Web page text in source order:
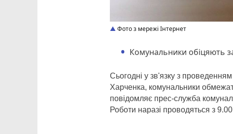
Фото з мережі Інтернет
Комунальники обіцяють
Сьогодні у зв'язку з
Харченкa, комунальники
повідомляє прес-служба
Роботи наразі проводяться з